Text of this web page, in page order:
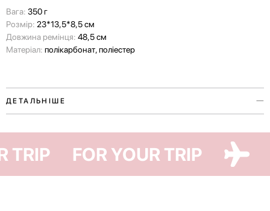
Вага: 350 г
Розмір: 23*13,5*8,5 см
Довжина ремінця: 48,5 см
Матеріал: полікарбонат, поліестер
ДЕТАЛЬНІШЕ
Вона виготовлена з полікарбонату та представлена у двох кольорах
валіз Have A Rest — Sweet Marshmallow та Green Moss. Це допоможе
TRIP FOR YOUR TRIP